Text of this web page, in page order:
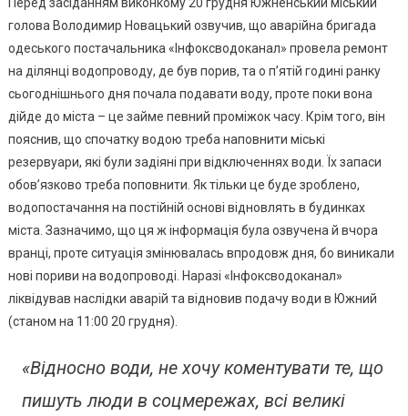
Голова
Южного
Прокоментував
Ситуацію
Щодо
Водо-
Та
Електропостачання
Перед засіданням виконкому 20 грудня Южненський міський
голова Володимир Новацький озвучив, що аварійна бригада
одеського постачальника «Інфоксводоканал» провела ремонт
на ділянці водопроводу, де був порив, та о п’ятій годині ранку
сьогоднішнього дня почала подавати воду, проте поки вона
дійде до міста – це займе певний проміжок часу. Крім того, він
пояснив, що спочатку водою треба наповнити міські
резервуари, які були задіяні при відключеннях води. Їх запаси
обов’язково треба поповнити. Як тільки це буде зроблено,
водопостачання на постійній основі відновлять в будинках
міста. Зазначимо, що ця ж інформація була озвучена й вчора
вранці, проте ситуація змінювалась впродовж дня, бо виникали
нові пориви на водопроводі. Наразі «Інфоксводоканал»
ліквідував наслідки аварій та відновив подачу води в Южний
(станом на 11:00 20 грудня).
«Відносно води, не хочу коментувати те, що
пишуть люди в соцмережах, всі великі